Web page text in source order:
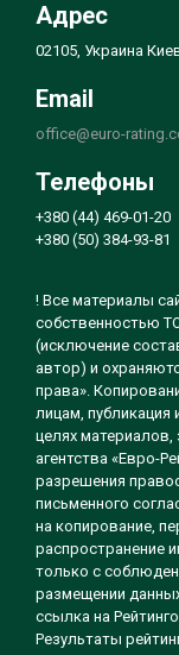
Адрес
02105, Украина
Email
office@euro-
Телефоны
+380 (44) 469-01-20
+380 (50) 384-93-81
! Все материалы
собственностью
(исключение
автор) и
права».
лицам, публикация
целях материалов,
агентства «Евро-
разрешения
письменного
на копирование,
распространение
только с
размещении
ссылка на
Результаты